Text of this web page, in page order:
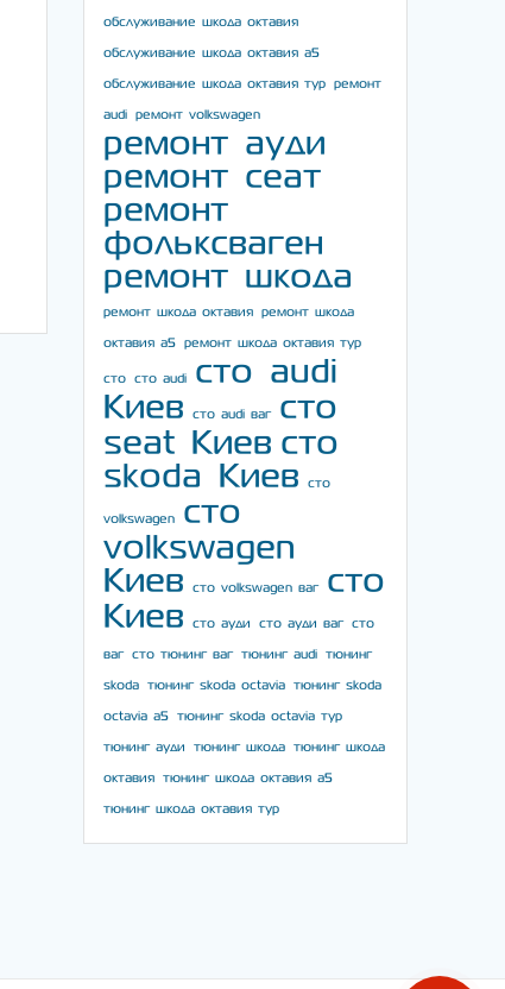
обслуживание шкода октавия
обслуживание шкода октавия а5
обслуживание шкода октавия тур ремонт
audi ремонт volkswagen
ремонт ауди
ремонт сеат
ремонт
фольксваген
ремонт шкода
ремонт шкода октавия ремонт шкода
октавия а5 ремонт шкода октавия тур
сто сто audi
сто audi
Киев
сто audi ваг
сто
seat Киев сто
skoda Киев
сто
volkswagen
сто
volkswagen
Киев
сто volkswagen ваг
сто
Киев
сто ауди сто ауди ваг сто
ваг сто тюнинг ваг тюнинг audi тюнинг
skoda тюнинг skoda octavia тюнинг skoda
octavia a5 тюнинг skoda octavia тур
тюнинг ауди тюнинг шкода тюнинг шкода
октавия тюнинг шкода октавия а5
тюнинг шкода октавия тур